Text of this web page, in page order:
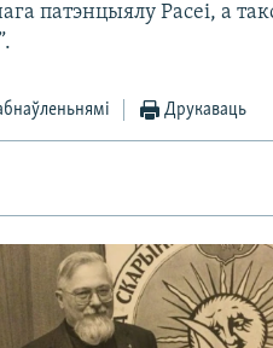
патэнцыялу Расеі, а
Друкаваць